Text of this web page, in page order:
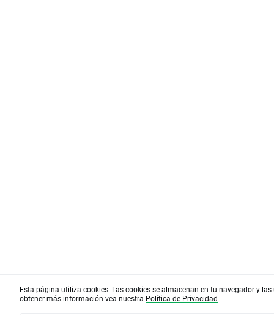
Esta página utiliza cookies. Las cookies se almacenan en tu navegador y
obtener más información vea nuestra Política de Privacidad